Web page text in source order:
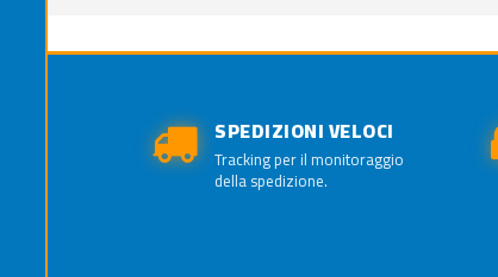
SPEDIZIONI VELOCI
Tracking per il monitoraggio
della spedizione.